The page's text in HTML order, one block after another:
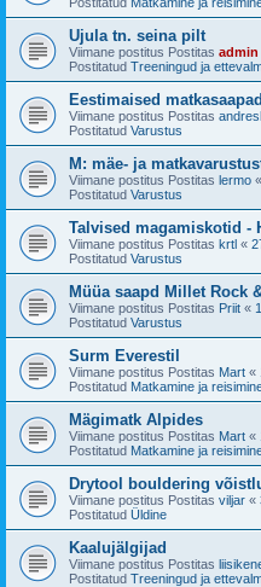
Ujula tn. seina pilt
Viimane postitus Postitas admin
Postitatud Treeningud ja
Eestimaised matkasaapad
Viimane postitus Postitas
Postitatud Varustus
M: mäe- ja
Viimane postitus Postitas lermo «
Postitatud Varustus
Talvised magamiskotid -
Viimane postitus Postitas krtl «
Postitatud Varustus
Müüa saapd Millet Rock
Viimane postitus Postitas Priit «
Postitatud Varustus
Surm Everestil
Viimane postitus Postitas Mart «
Postitatud Matkamine ja
Mägimatk Alpides
Viimane postitus Postitas Mart «
Postitatud Matkamine ja
Drytool bouldering
Viimane postitus Postitas viljar «
Postitatud Üldine
Kaalujälgijad
Viimane postitus Postitas
Postitatud Treeningud ja